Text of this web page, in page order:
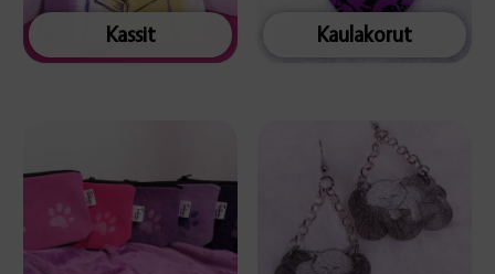
Kassit Kaulakorut